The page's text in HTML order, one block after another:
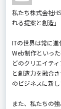
私たち株式会社
れる提案と創造」
ITの世界は常に
Web制作といっ
どのクリエイテ
と創造力を融合
のビジネスに新
また、私たちの